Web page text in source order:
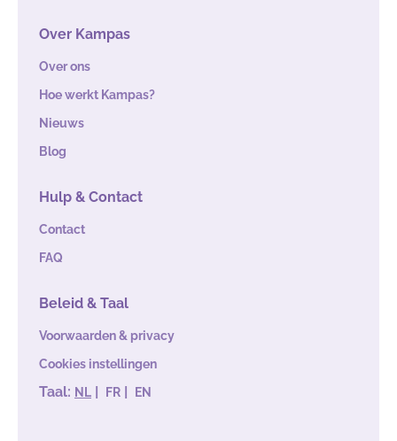
Over Kampas
Over ons
Hoe werkt Kampas?
Nieuws
Blog
Hulp & Contact
Contact
FAQ
Beleid & Taal
Voorwaarden & privacy
Cookies instellingen
Taal: NL | FR | EN